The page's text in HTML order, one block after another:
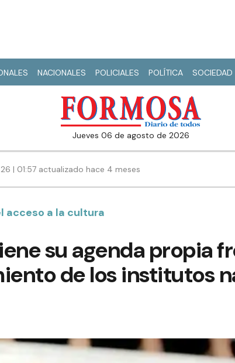
NACIONALES POLICIALES POLÍTICA SOCIEDAD
jueves 06 de agosto de 2026
| 01:57 actualizado hace 4 meses
acceso a la cultura
su agenda propia
de los institutos